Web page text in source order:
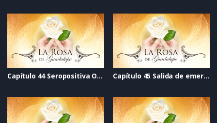
Capítulo 44 Seropositiva O cero negativa Capítulo 45 Salida de emergencia